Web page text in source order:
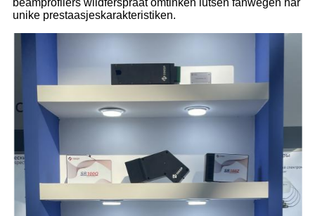
beamprofilers wiidferspraat omtinken lutsen fanwegen har
unike prestaasjeskarakteristiken.